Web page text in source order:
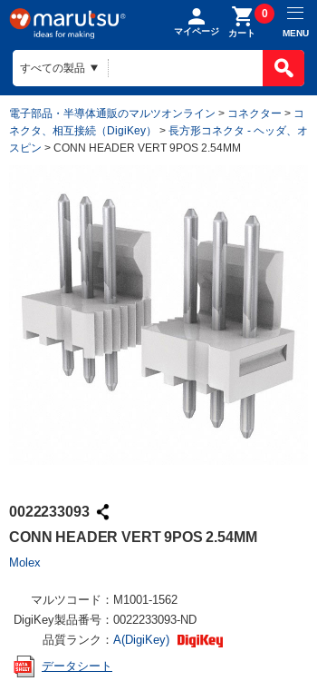
マイページ カート
0
MENU
電子部品・半導体通販のマルツオンライン > コネクター > コ
ネクタ、相互接続（DigiKey）
> 長方形コネクタ - ヘッダ、オ
スピン > CONN HEADER VERT 9POS 2.54MM
0022233093
CONN HEADER VERT 9POS 2.54MM
Molex
マルツコード： M1001-1562
DigiKey製品番号： 0022233093-ND
品質ランク： A(DigiKey)
データシート